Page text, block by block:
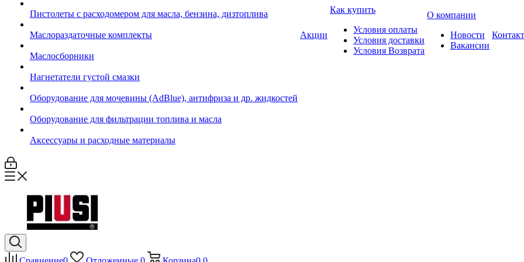
Пистолеты с расходомером для масла, бензина, дизтоплива
Маслораздаточные комплекты
Маслосборники
Нагнетатели густой смазки
Оборудование для мочевины (AdBlue), антифриза и др. жидкостей
Оборудование для фильтрации топлива и масла
Аксессуары и расходные материалы
Акции
Как купить
Условия оплаты
Условия доставки
Условия Возврата
О компании
Новости
Вакансии